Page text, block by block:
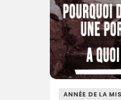
ANNÉE DE LA